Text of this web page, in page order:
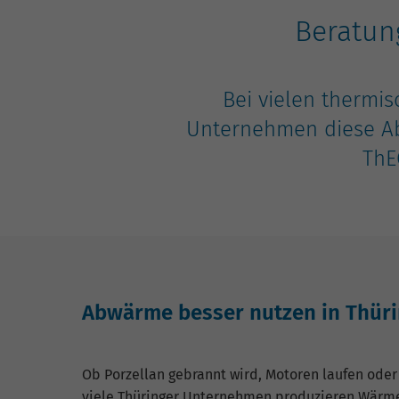
Bei vielen
Unternehmen diese
Abwärme besser nutzen in
Ob Porzellan gebrannt wird, Motoren laufen